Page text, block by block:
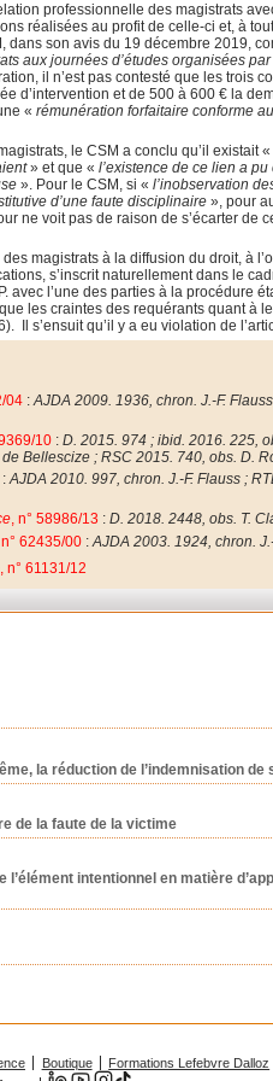
professionnelle des magistrats
réalisées au profit de celle-ci et, à
dans son avis du 19 décembre 2019,
aux journées d’études organisées
il n’est pas contesté que les trois
d’intervention et de 500 à 600 € la
«rémunération forfaitaire conforme
le CSM a conclu qu’il existait
» et que «l’existence de ce lien a
». Pour le CSM, si «l’inobservation
d’une faute disciplinaire », pour
ne voit pas de raison de s’écarter de
magistrats à la diffusion du droit, à
s’inscrit naturellement dans le
avec l’une des parties à la procédure
les craintes des requérants quant à
Il s’ensuit qu’il y a eu violation de
04 :AJDA 2009. 1936, chron. J.-F.
10 :D. 2015. 974 ; ibid. 2016. 225,
Bellescize ; RSC 2015. 740, obs. D.
:AJDA 2010. 997, chron. J.-F. Flauss ;
, n° 58986/13 :D. 2018. 2448, obs. T.
n° 62435/00 :AJDA 2003. 1924, chron.
, n° 61131/12
la réduction de l’indemnisation de
de la faute de la victime
intentionnel en matière
Boutique Formations Lefebvre Dalloz